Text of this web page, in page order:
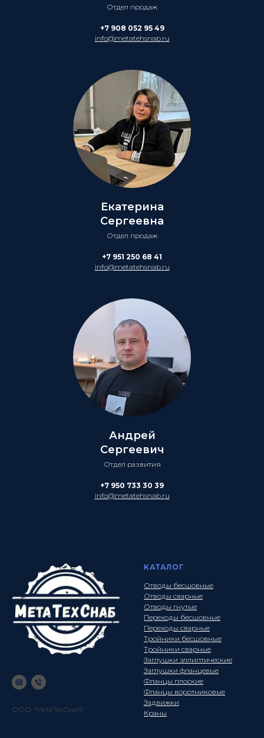
Отдел продаж
+7 908 052 95 49
info@metatehsnab.ru
Екатерина
Сергеевна
Отдел продаж
+7 951 250 68 41
info@metatehsnab.ru
Андрей
Сергеевич
Отдел развития
+7 950 733 30 39
info@metatehsnab.ru
ООО "МетаТехСнаб"
КАТАЛОГ
Отводы бесшовные
Отводы сварные
Отводы гнутые
Переходы бесшовные
Переходы сварные
Тройники бесшовные
Тройники сварные
Заглушки эллиптические
Заглушки фланцевые
Фланцы плоские
Фланцы воротниковые
Задвижки
Краны